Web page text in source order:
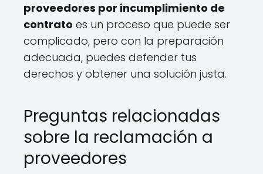
proveedores por incumplimiento de
contrato es un proceso que puede ser
complicado, pero con la preparación
adecuada, puedes defender tus
derechos y obtener una solución justa.
Preguntas relacionadas
sobre la reclamación a
proveedores